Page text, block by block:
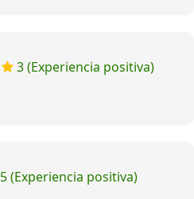
3 (Experiencia positiva)
5 (Experiencia positiva)